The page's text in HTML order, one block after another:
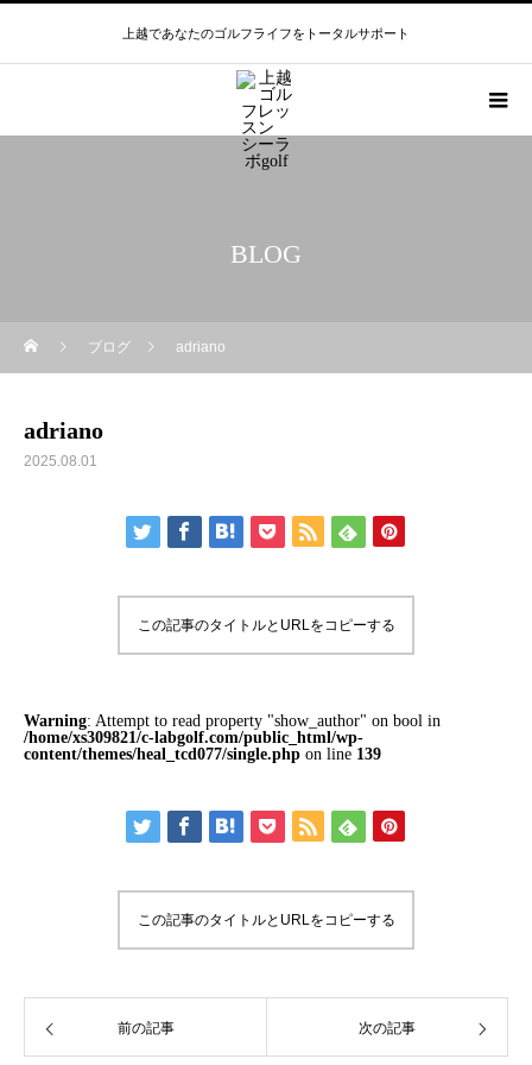
上越であなたのゴルフライフをトータルサポート
BLOG
ブログ adriano
adriano
2025.08.01
この記事のタイトルとURLをコピーする
Warning: Attempt to read property "show_author" on bool in
/home/xs309821/c-labgolf.com/public_html/wp-
content/themes/heal_tcd077/single.php on line 139
この記事のタイトルとURLをコピーする
前の記事 次の記事